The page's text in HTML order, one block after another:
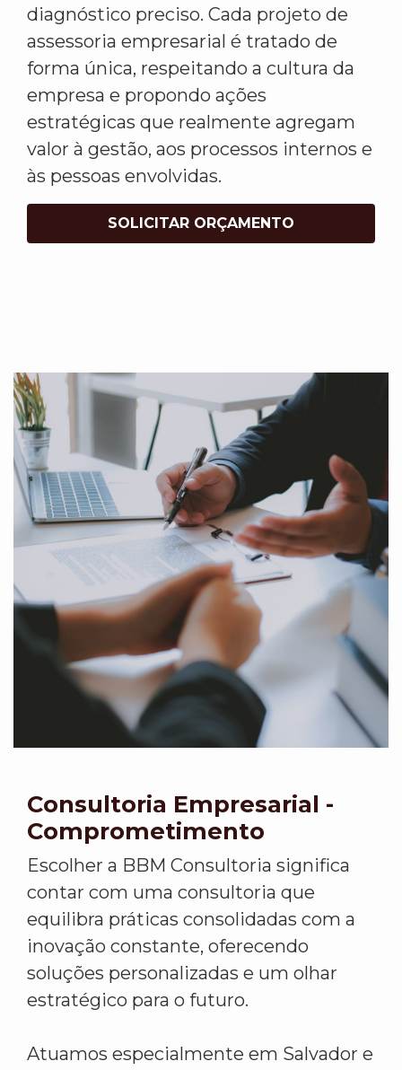
diagnóstico preciso. Cada projeto de
assessoria empresarial é tratado de
forma única, respeitando a cultura da
empresa e propondo ações
estratégicas que realmente agregam
valor à gestão, aos processos internos e
às pessoas envolvidas.
SOLICITAR ORÇAMENTO
Consultoria Empresarial -
Comprometimento
Escolher a BBM Consultoria significa
contar com uma consultoria que
equilibra práticas consolidadas com a
inovação constante, oferecendo
soluções personalizadas e um olhar
estratégico para o futuro.
Atuamos especialmente em Salvador e